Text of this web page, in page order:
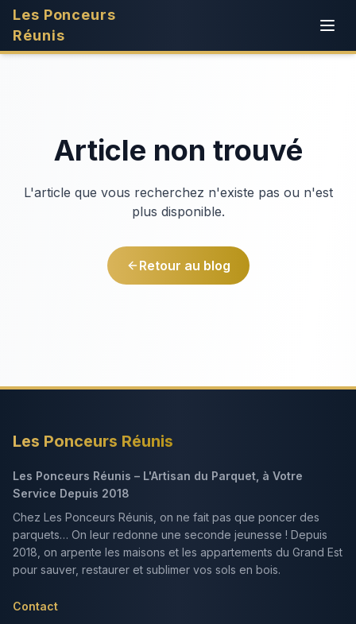
Les Ponceurs
Réunis
Article non trouvé
L'article que vous recherchez n'existe pas ou n'est
plus disponible.
Retour au blog
Les Ponceurs Réunis
Les Ponceurs Réunis – L'Artisan du Parquet, à Votre
Service Depuis 2018
Chez Les Ponceurs Réunis, on ne fait pas que poncer des
parquets… On leur redonne une seconde jeunesse ! Depuis
2018, on arpente les maisons et les appartements du Grand Est
pour sauver, restaurer et sublimer vos sols en bois.
Contact